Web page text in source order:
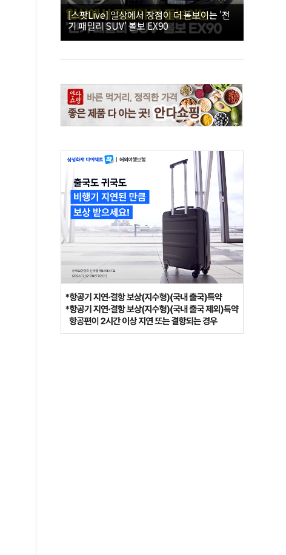
[스팟Live] 일상에서 장점이 더 돋보이는 '전
기 패밀리 SUV' 볼보 EX90